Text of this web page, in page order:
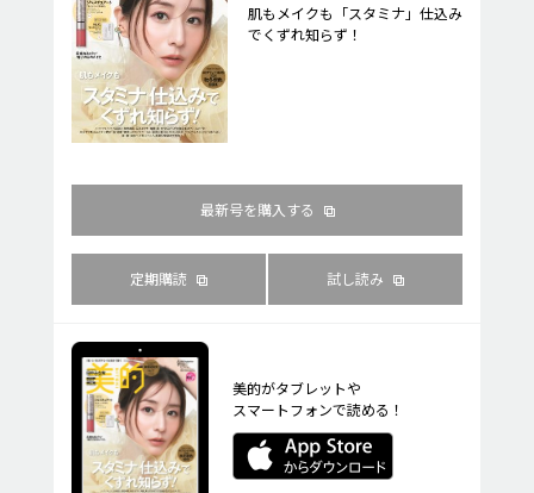
肌もメイクも「スタミナ」仕込み
でくずれ知らず！
最新号を購入する
定期購読 試し読み
美的がタブレットや
スマートフォンで読める！